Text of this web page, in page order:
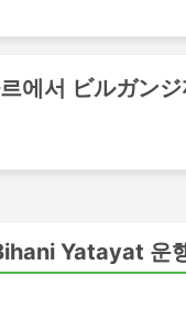
Yatayat
비따 - ビルガンジ
르 - ビルガンジ
Yatayat
. 가장 저렴한 여행
있습니다. 이것은 짧
두에 적합합니다. 침
에서 ビルガンジ
Yatayat 운